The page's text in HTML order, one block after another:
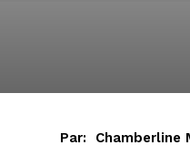
Par: Chamberline